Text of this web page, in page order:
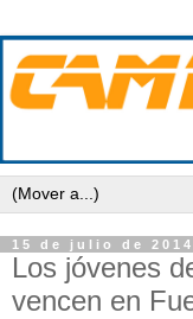
15 de julio de 2014
Los jóvenes
vencen en